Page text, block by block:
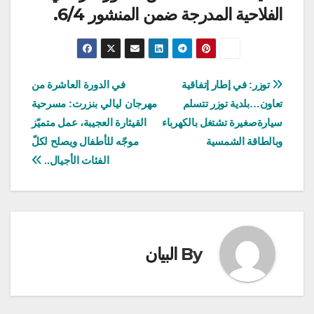
الفلاحية المدرجة ضمن المنشور 6/4.
تصفّح
المقالات
في الدورة العاشرة من
مهرجان ليالي بنزرت: مسرحية
القيثارة العجيبة، عمل متميّز
موجّه للأطفال ويصلح لكلّ
الفئات الأجيال..
توزر: في إطار إتفاقية
تعاون…بلدية توزر تتسلم
سيارةصغيرة تشتغل بالكهرباء
وبالطاقة الشمسية
By البيان